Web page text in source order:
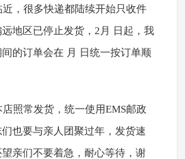
近，很多快递都陆续开始只收件
地区已停止发货，2月 日起，我
的订单会在 月 日统一按订单顺
照常发货，统一使用EMS邮政
也要与亲人团聚过年，发货速
亲们不要着急，耐心等待，谢